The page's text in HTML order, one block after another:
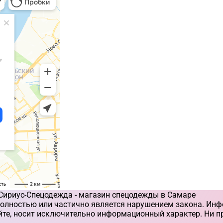
Спецодежда - магазин спецодежды в Самаре
или частично является нарушением закона.
носит исключительно информационный характер. Ни